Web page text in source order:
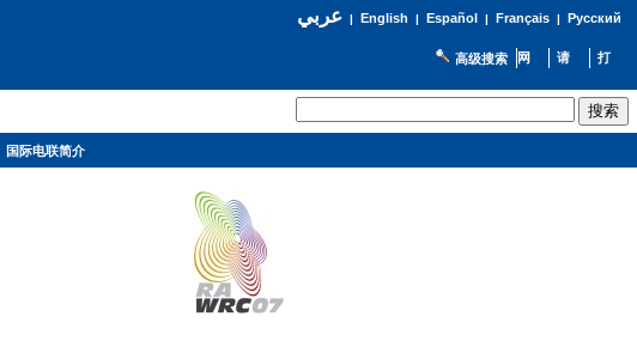
عربي| English | Español | Français| Русский
高级搜索
国际电联简介